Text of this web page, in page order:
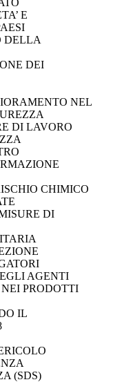
E
DELLA
DEI
NEL
DI LAVORO
CHIMICO
DI
AGENTI
PRODOTTI
IL
(SDS)